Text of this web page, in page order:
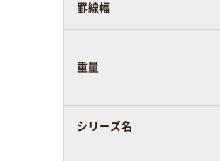
罫線幅
重量
シリーズ名